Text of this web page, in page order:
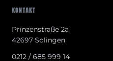
KONTAKT
Prinzenstraße 2a
42697 Solingen
0212 / 685 999 14